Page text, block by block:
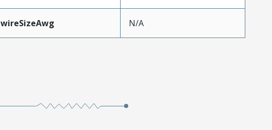
wireSizeAwg N/A